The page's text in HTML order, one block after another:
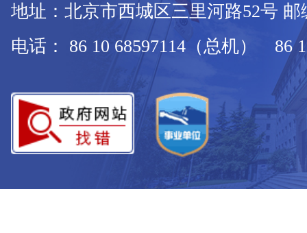
地址：北京市西城区三里河路52号 邮
电话： 86 10 68597114（总机） 86